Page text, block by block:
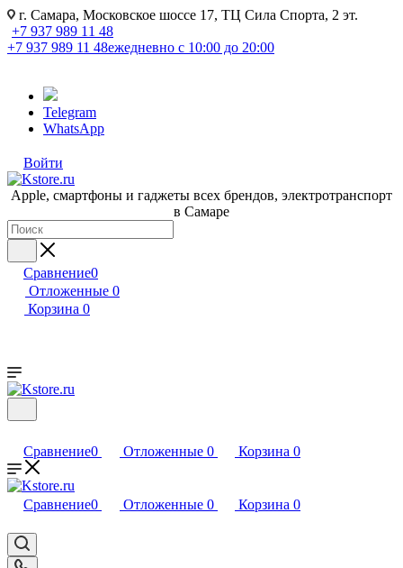
г. Самара, Московское шоссе 17, ТЦ Сила Спорта, 2 эт.
+7 937 989 11 48
+7 937 989 11 48ежедневно с 10:00 до 20:00
Telegram
WhatsApp
Войти
Apple, cмартфоны и гаджеты всех брендов, электротранспорт
в Самаре
Сравнение0
Отложенные 0
Корзина 0
Сравнение0 Отложенные 0 Корзина 0
Сравнение0 Отложенные 0 Корзина 0